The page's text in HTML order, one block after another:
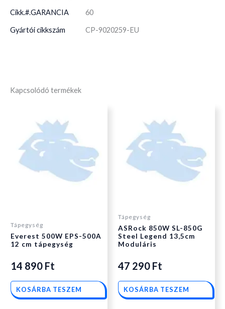
Cikk.#.GARANCIA 60
Gyártói cikkszám CP-9020259-EU
Kapcsolódó termékek
Tápegység
Everest 500W EPS-500A
12 cm tápegység
14 890 Ft
KOSÁRBA TESZEM
Tápegység
ASRock 850W SL-850G
Steel Legend 13,5cm
Moduláris
47 290 Ft
KOSÁRBA TESZEM